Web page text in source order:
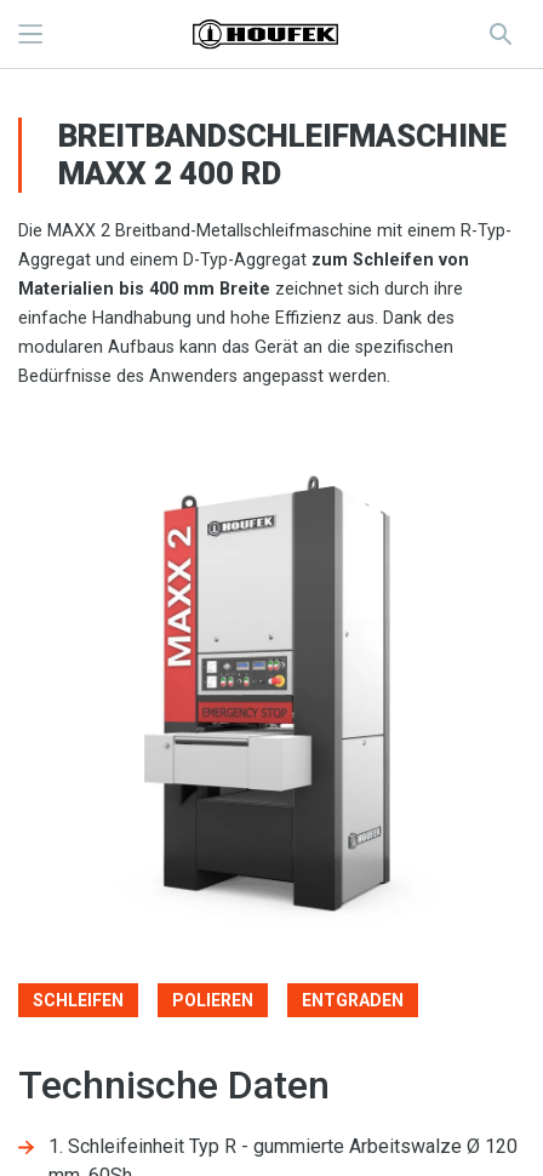
BREITBANDSCHLEIFMASCHINE
MAXX 2 400 RD
Die MAXX 2 Breitband-Metallschleifmaschine mit einem R-Typ-
Aggregat und einem D-Typ-Aggregat zum Schleifen von
Materialien bis 400 mm Breite zeichnet sich durch ihre
einfache Handhabung und hohe Effizienz aus. Dank des
modularen Aufbaus kann das Gerät an die spezifischen
Bedürfnisse des Anwenders angepasst werden.
SCHLEIFEN POLIEREN ENTGRADEN
Technische Daten
1. Schleifeinheit Typ R - gummierte Arbeitswalze Ø 120